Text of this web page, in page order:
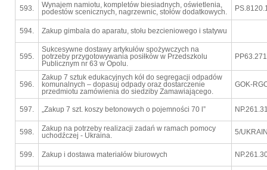
593.
Wynajem namiotu, kompletów biesiadnych, oświetlenia,
podestów scenicznych, nagrzewnic, stołów dodatkowych.
594. Zakup gimbala do aparatu, stołu bezcieniowego i statywu
595.
Sukcesywne dostawy artykułów spożywczych na
potrzeby przygotowywania posiłków w Przedszkolu
Publicznym nr 63 w Opolu.
596.
Zakup 7 sztuk edukacyjnych kół do segregacji odpadów
komunalnych – dopasuj odpady oraz dostarczenie
przedmiotu zamówienia do siedziby Zamawiającego.
GOK-
597. „Zakup 7 szt. koszy betonowych o pojemności 70 l”
598.
Zakup na potrzeby realizacji zadań w ramach pomocy
uchodźczej - Ukraina.
5/
599. Zakup i dostawa materiałów biurowych